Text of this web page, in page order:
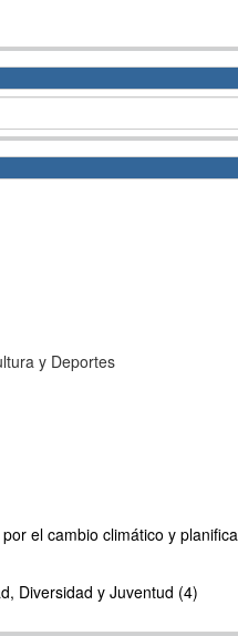
y Deportes
el cambio climático y
Diversidad y Juventud (4)